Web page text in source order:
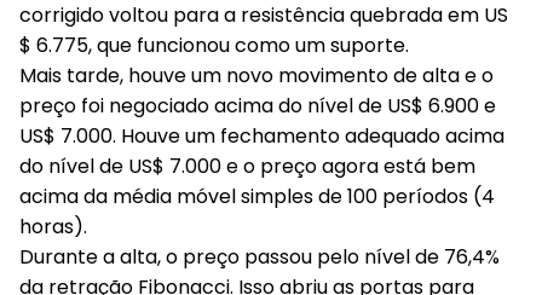
corrigido voltou para a resistência quebrada em US
$ 6.775, que funcionou como um suporte.
Mais tarde, houve um novo movimento de alta e o
preço foi negociado acima do nível de US$ 6.900 e
US$ 7.000. Houve um fechamento adequado acima
do nível de US$ 7.000 e o preço agora está bem
acima da média móvel simples de 100 períodos (4
horas).
Durante a alta, o preço passou pelo nível de 76,4%
da retração Fibonacci. Isso abriu as portas para